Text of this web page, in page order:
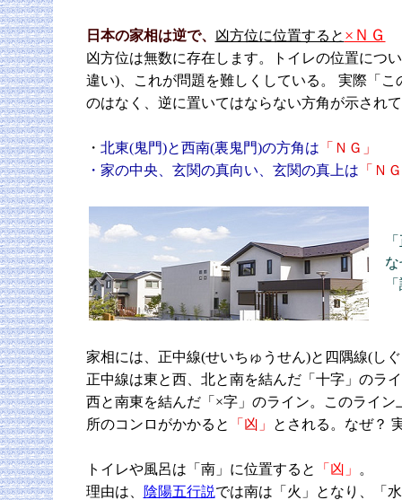
日本の家相は逆で、 凶方位に位置すると ×ＮＧ
凶方位は無数に存在します。トイレの位置につ
違い)、これが問題を難しくしている。 実際「
のはなく、逆に置いてはならない方角が示され
・ 北東(鬼門)と西南(裏鬼門)の方角は 「ＮＧ」
・家の中央、玄関の真向い、玄関の真上は 「Ｎ
家相には、正中線(せいちゅうせん)と四隅線(し
正中線は東と西、北と南を結んだ「十字」のラ
西と南東を結んだ「×字」のライン。このライ
所のコンロがかかると
「凶」 とされる。なぜ？
トイレや風呂は「南」に位置すると 「凶」
。
理由は、
陰陽五行説では南は「火」となり、「